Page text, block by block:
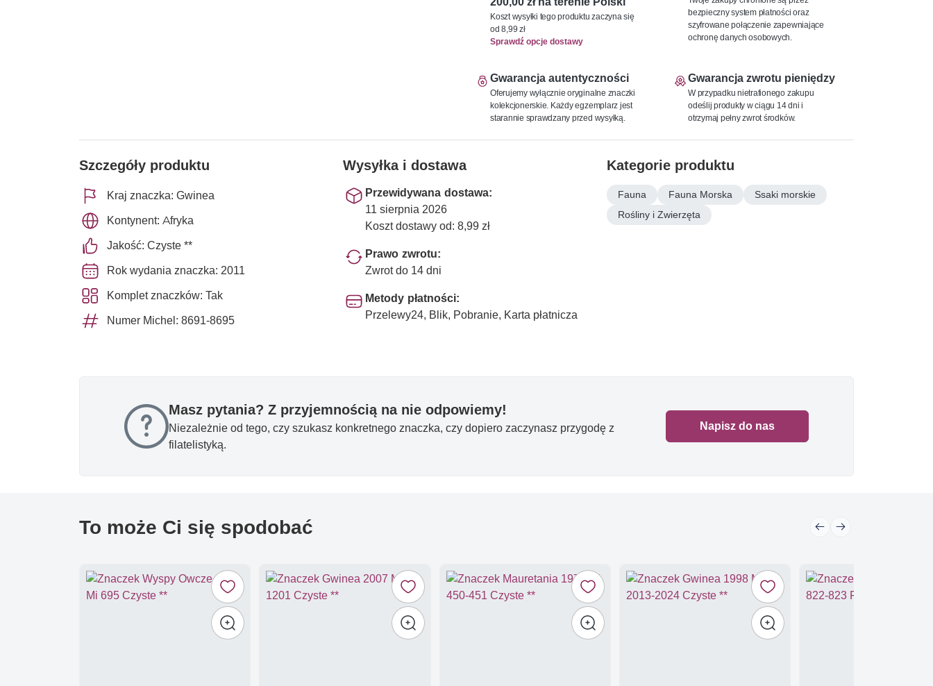
Koszt wysyłki tego produktu zaczyna się
od 8,99 zł
Sprawdź opcje dostawy
bezpieczny system płatności oraz
szyfrowane połączenie zapewniające
ochronę danych osobowych.
Gwarancja autentyczności
Oferujemy wyłącznie oryginalne znaczki
kolekcjonerskie. Każdy egzemplarz jest
starannie sprawdzany przed wysyłką.
Gwarancja zwrotu pieniędzy
W przypadku nietrafionego zakupu
odeślij produkty w ciągu 14 dni i
otrzymaj pełny zwrot środków.
Szczegóły produktu
Kraj znaczka: Gwinea
Kontynent: Afryka
Jakość: Czyste **
Rok wydania znaczka: 2011
Komplet znaczków: Tak
Numer Michel: 8691-8695
Wysyłka i dostawa
Przewidywana dostawa:
11 sierpnia 2026
Koszt dostawy od: 8,99 zł
Prawo zwrotu:
Zwrot do 14 dni
Metody płatności:
Przelewy24, Blik, Pobranie, Karta płatnicza
Kategorie produktu
Fauna Fauna Morska
Ssaki morskie
Rośliny i Zwierzęta
Masz pytania? Z przyjemnością na nie odpowiemy!
Niezależnie od tego, czy szukasz konkretnego znaczka, czy dopiero zaczynasz przygodę z
filatelistyką.
Napisz do nas
To może Ci się spodobać